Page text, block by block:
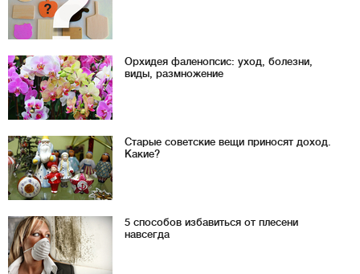
Орхидея фаленопсис: уход, болезни,
виды, размножение
Старые советские вещи приносят доход.
Какие?
5 способов избавиться от плесени
навсегда